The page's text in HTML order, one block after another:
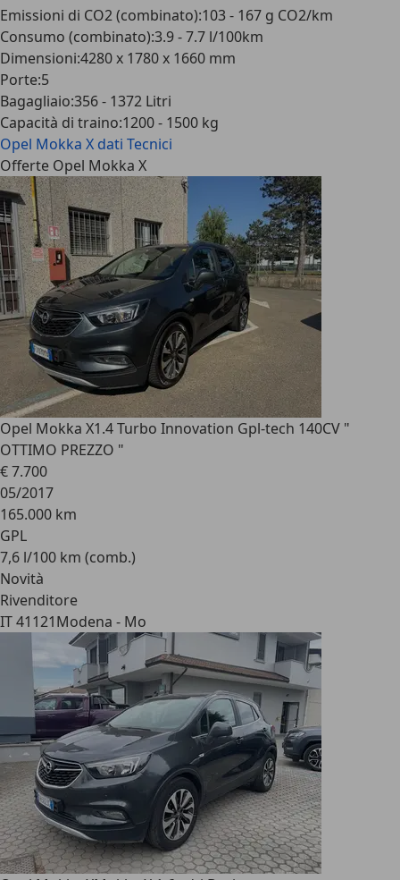
Emissioni di CO2 (combinato):103 - 167 g CO2/km
Consumo (combinato):3.9 - 7.7 l/100km
Dimensioni:4280 x 1780 x 1660 mm
Porte:5
Bagagliaio:356 - 1372 Litri
Capacità di traino:1200 - 1500 kg
Opel Mokka X dati Tecnici
Offerte Opel Mokka X
Opel Mokka X1.4 Turbo Innovation Gpl-tech 140CV "
OTTIMO PREZZO "
€ 7.700
05/2017
165.000 km
GPL
7,6 l/100 km (comb.)
Novità
Rivenditore
IT 41121Modena - Mo